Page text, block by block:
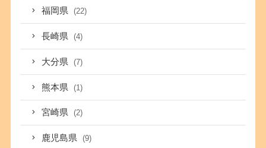
福岡県 (22)
長崎県 (4)
大分県 (7)
熊本県 (1)
宮崎県 (2)
鹿児島県 (9)